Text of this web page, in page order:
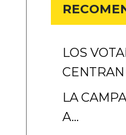
LOS
LA
A…